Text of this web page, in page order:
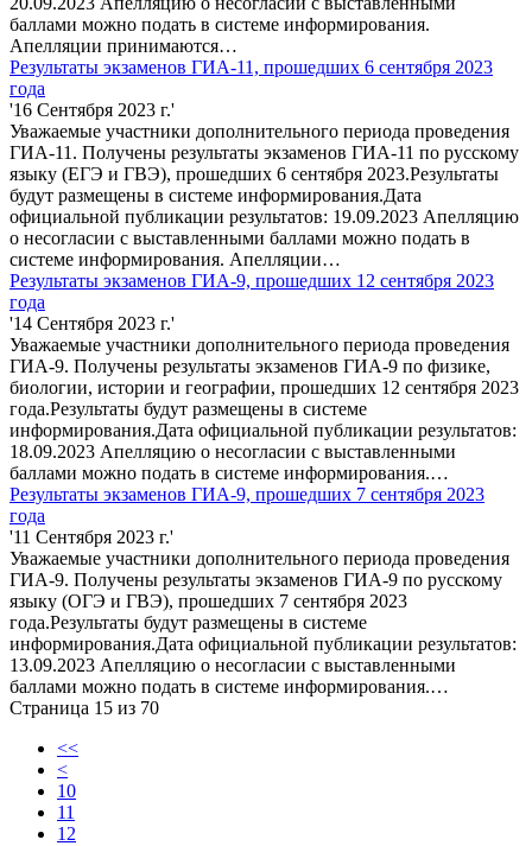
баллами можно подать в системе информирования.
Апелляции принимаются…
Результаты экзаменов ГИА-11, прошедших 6 сентября 2023
года
'16 Сентября 2023 г.'
Уважаемые участники дополнительного периода проведения
ГИА-11. Получены результаты экзаменов ГИА-11 по русскому
языку (ЕГЭ и ГВЭ), прошедших 6 сентября 2023.Результаты
будут размещены в системе информирования.Дата
официальной публикации результатов: 19.09.2023 Апелляцию
о несогласии с выставленными баллами можно подать в
системе информирования. Апелляции…
Результаты экзаменов ГИА-9, прошедших 12 сентября 2023
года
'14 Сентября 2023 г.'
Уважаемые участники дополнительного периода проведения
ГИА-9. Получены результаты экзаменов ГИА-9 по физике,
биологии, истории и географии, прошедших 12 сентября 2023
года.Результаты будут размещены в системе
информирования.Дата официальной публикации результатов:
18.09.2023 Апелляцию о несогласии с выставленными
баллами можно подать в системе информирования.…
Результаты экзаменов ГИА-9, прошедших 7 сентября 2023
года
'11 Сентября 2023 г.'
Уважаемые участники дополнительного периода проведения
ГИА-9. Получены результаты экзаменов ГИА-9 по русскому
языку (ОГЭ и ГВЭ), прошедших 7 сентября 2023
года.Результаты будут размещены в системе
информирования.Дата официальной публикации результатов:
13.09.2023 Апелляцию о несогласии с выставленными
баллами можно подать в системе информирования.…
Страница 15 из 70
<<
<
10
11
12